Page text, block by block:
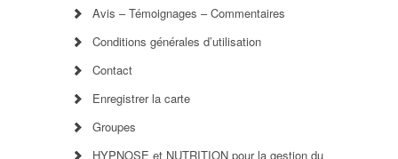
Avis – Témoignages – Commentaires
Conditions générales d’utilisation
Contact
Enregistrer la carte
Groupes
HYPNOSE et NUTRITION pour la gestion du